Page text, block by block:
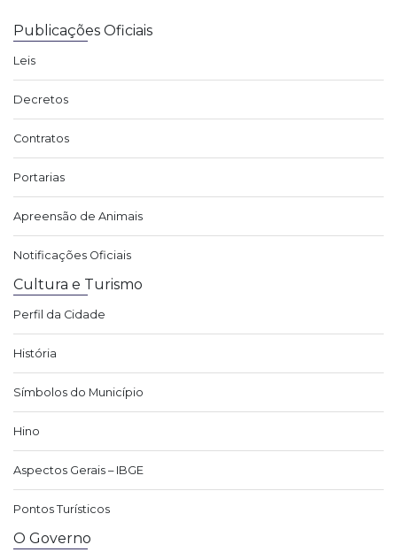
Publicações Oficiais
Leis
Decretos
Contratos
Portarias
Apreensão de Animais
Notificações Oficiais
Cultura e Turismo
Perfil da Cidade
História
Símbolos do Município
Hino
Aspectos Gerais – IBGE
Pontos Turísticos
O Governo